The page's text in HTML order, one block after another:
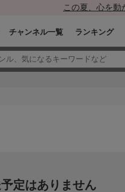
この夏、心を動
チャンネル一覧 ランキング
定はありません